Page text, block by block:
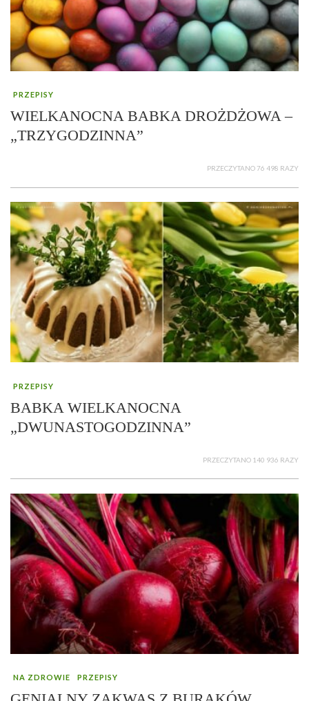
PRZEPISY
WIELKANOCNA BABKA DROŻDŻOWA –
„TRZYGODZINNA”
PRZECZYTANO 76 498 RAZY
PRZEPISY
BABKA WIELKANOCNA
„DWUNASTOGODZINNA”
PRZECZYTANO 140 936 RAZY
NA ZDROWIE PRZEPISY